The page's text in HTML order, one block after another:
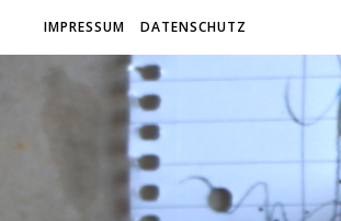
IMPRESSUM DATENSCHUTZ